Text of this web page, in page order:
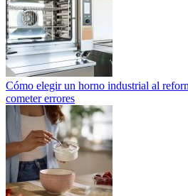
Cómo elegir un horno industrial al
cometer errores